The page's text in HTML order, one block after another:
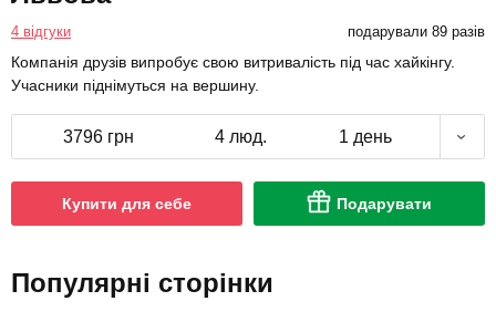
4 відгуки подарували 89 разів
Компанія друзів випробує свою витривалість під час хайкінгу.
Учасники піднімуться на вершину.
3796 грн 4 люд. 1 день
Купити для себе Подарувати
Популярні сторінки